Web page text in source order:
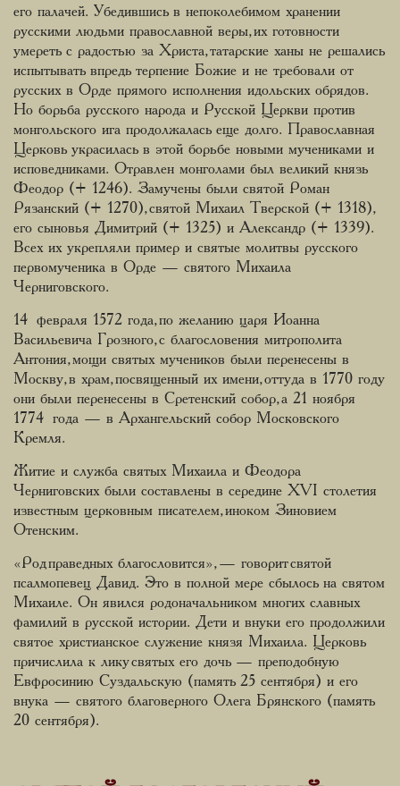
его палачей. Убедившись в непоколебимом хранении
русскими людьми православной веры, их готовности
умереть с радостью за Христа, татарские ханы не решались
испытывать впредь терпение Божие и не требовали от
русских в Орде прямого исполнения идольских обрядов.
Но борьба русского народа и Русской Церкви против
монгольского ига продолжалась еще долго. Православная
Церковь украсилась в этой борьбе новыми мучениками и
исповедниками. Отравлен монголами был великий князь
Феодор (+ 1246). Замучены были святой Роман
Рязанский (+ 1270), святой Михаил Тверской (+ 1318),
его сыновья Димитрий (+ 1325) и Александр (+ 1339).
Всех их укрепляли пример и святые молитвы русского
первомученика в Орде — святого Михаила
Черниговского.
14 февраля 1572 года, по желанию царя Иоанна
Васильевича Грозного, с благословения митрополита
Антония, мощи святых мучеников были перенесены в
Москву, в храм, посвященный их имени, оттуда в 1770 году
они были перенесены в Сретенский собор, а 21 ноября
1774 года — в Архангельский собор Московского
Кремля.
Житие и служба святых Михаила и Феодора
Черниговских были составлены в середине XVI столетия
известным церковным писателем, иноком Зиновием
Отенским.
«Род праведных благословится», — говорит святой
псалмопевец Давид. Это в полной мере сбылось на святом
Михаиле. Он явился родоначальником многих славных
фамилий в русской истории. Дети и внуки его продолжили
святое христианское служение князя Михаила. Церковь
причислила к лику святых его дочь — преподобную
Евфросинию Суздальскую (память 25 сентября) и его
внука — святого благоверного Олега Брянского (память
20 сентября).